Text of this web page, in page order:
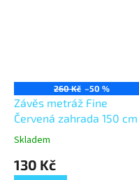
260 Kč –50 %
Závěs metráž Fine
Červená zahrada 150 cm
Skladem
130 Kč